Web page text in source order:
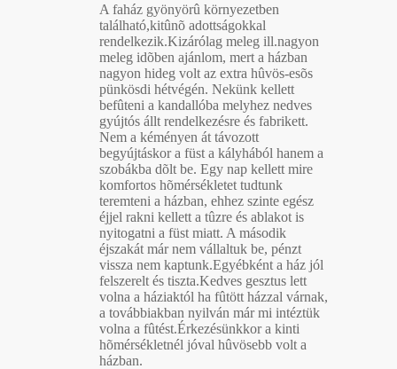
A faház gyönyörû környezetben
található,kitûnõ adottságokkal
rendelkezik.Kizárólag meleg ill.nagyon
meleg idõben ajánlom, mert a házban
nagyon hideg volt az extra hûvös-esõs
pünkösdi hétvégén. Nekünk kellett
befûteni a kandallóba melyhez nedves
gyújtós állt rendelkezésre és fabrikett.
Nem a kéményen át távozott
begyújtáskor a füst a kályhából hanem a
szobákba dõlt be. Egy nap kellett mire
komfortos hõmérsékletet tudtunk
teremteni a házban, ehhez szinte egész
éjjel rakni kellett a tûzre és ablakot is
nyitogatni a füst miatt. A második
éjszakát már nem vállaltuk be, pénzt
vissza nem kaptunk.Egyébként a ház jól
felszerelt és tiszta.Kedves gesztus lett
volna a háziaktól ha fûtött házzal várnak,
a továbbiakban nyilván már mi intéztük
volna a fûtést.Érkezésünkkor a kinti
hõmérsékletnél jóval hûvösebb volt a
házban.